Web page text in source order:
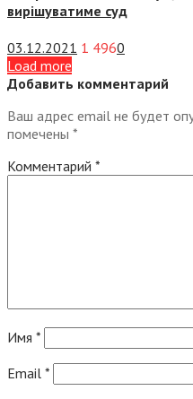
вирішуватиме суд
03.12.2021 1 4960
Load more
Добавить комментарий
Ваш адрес email не будет
помечены *
Комментарий *
Имя *
Email *